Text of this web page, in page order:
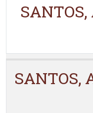
SANTOS,